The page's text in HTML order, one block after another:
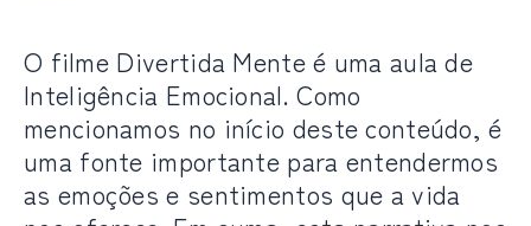
O filme Divertida Mente é uma aula de
Inteligência Emocional. Como
mencionamos no início deste conteúdo, é
uma fonte importante para entendermos
as emoções e sentimentos que a vida